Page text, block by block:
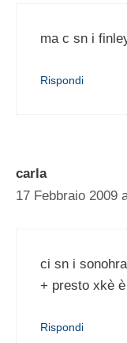
ma c sn i
Rispondi
carla
17 Febbraio 2009
ci sn i
+ presto xkè
Rispondi